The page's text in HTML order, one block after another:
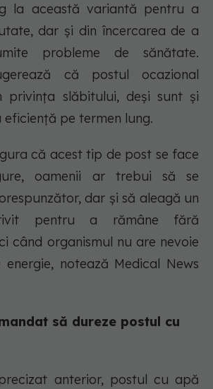
la această variantă pentru a
dar și din încercarea de a
probleme de sănătate.
că postul ocazional
privința slăbitului, deși sunt și
pe termen lung.
că acest tip de post se face
oamenii ar trebui să se
dar și să aleagă un
pentru a rămâne fără
când organismul nu are nevoie
notează Medical News
să dureze postul cu
anterior, postul cu apă